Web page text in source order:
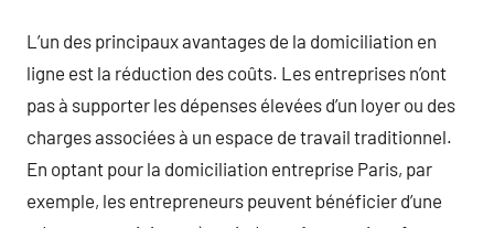
L’un des principaux avantages de la domiciliation en
ligne est la réduction des coûts. Les entreprises n’ont
pas à supporter les dépenses élevées d’un loyer ou des
charges associées à un espace de travail traditionnel.
En optant pour la domiciliation entreprise Paris, par
exemple, les entrepreneurs peuvent bénéficier d’une